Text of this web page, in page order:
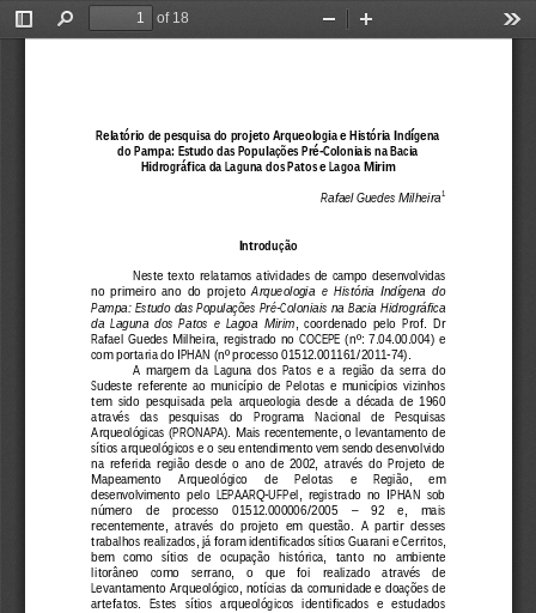
Toggle
Find
of 18
Zoom
Relatório de pesquisa do projeto Arqueologia e História Indígena
do Pampa: Estudo das Populações Pré-Coloniais na Bacia
Hidrográfica da Laguna dos Patos e Lagoa Mirim
Rafael Guedes Milheira1
Introdução
Neste  texto  relatamos  atividades  de  campo  desenvolvidas
no  primeiro  ano  do  projeto Arqueologia  e  História  Indígena  do
Pampa:  Estudo  das  Populações  Pré-Coloniais  na  Bacia  Hidrográfica
da  Laguna  dos  Patos  e  Lagoa  Mirim,  coordenado  pelo  Prof.  Dr
Rafael  Guedes  Milheira,  registrado  no  COCEPE  (nº: 7.04.00.004)  e
com portaria do IPHAN (nº processo 01512.001161/2011-74).
A  margem  da  Laguna  dos  Patos  e  a  região  da  serra  do
Sudeste  referente  ao  município  de  Pelotas  e  municípios  vizinhos
tem  sido  pesquisada  pela  arqueologia  desde  a  década  de  1960
através    das    pesquisas    do    Programa    Nacional    de    Pesquisas
Arqueológicas  (PRONAPA).  Mais  recentemente,  o  levantamento  de
sítios arqueológicos e o seu entendimento vem sendo desenvolvido
na
  referida  região  desde  o  ano  de  2002,  através  do  Projeto  de
Mapeamento
Arqueológico de Pelotas e Região,
em
desenvolvimento  pelo  LEPAARQ-UFPel,  registrado  no  IPHAN  sob
número     de     processo     01512.000006/2005
–
92     e,     mais
recentemente,  através  do  projeto  em  questão.  A  partir  desses
trabalhos realizados, já foram identificados sítios Guarani e Cerritos,
bem   como   sítios   de   ocupação   histórica,   tanto   no   ambiente
litorâneo    como    serrano,    o    que    foi    realizado    através    de
Levantamento  Arqueológico,  notícias  da  comunidade e  doações  de
artefatos.   Estes   sítios   arqueológicos   identificados   e   estudados